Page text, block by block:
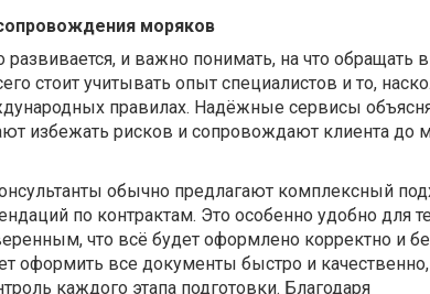
моряков
и важно понимать, на что обращать
стоит учитывать опыт специалистов и то,
правилах. Надёжные сервисы
избежать рисков и сопровождают клиента до
обычно предлагают комплексный
по контрактам. Это особенно удобно для
что всё будет оформлено корректно и
оформить все документы быстро и качественно,
каждого этапа подготовки. Благодаря